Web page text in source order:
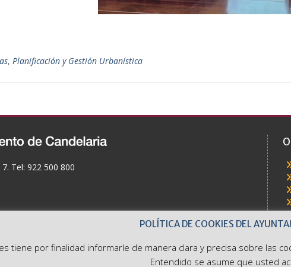
, Planificación y Gestión Urbanística
Tel: 922 500 800
POLÍTICA DE COOKIES DEL
tiene por finalidad informarle de manera clara y precisa sobre las
Entendido se asume que usted